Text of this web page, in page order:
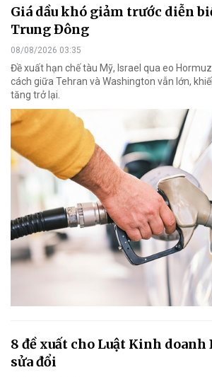
Giá dầu khó giảm trước diễn
Trung Đông
08/08/2026 03:35
Đề xuất hạn chế tàu Mỹ, Israel qua eo
cách giữa Tehran và Washington vẫn lớn,
tăng trở lại.
8 đề xuất cho Luật Kinh doanh
sửa đổi